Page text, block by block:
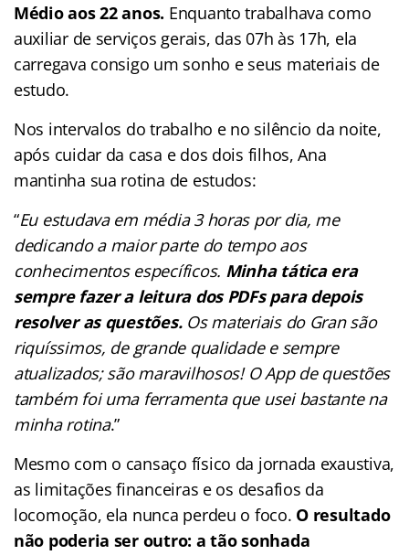
Médio aos 22 anos. Enquanto trabalhava como
auxiliar de serviços gerais, das 07h às 17h, ela
carregava consigo um sonho e seus materiais de
estudo.
Nos intervalos do trabalho e no silêncio da noite,
após cuidar da casa e dos dois filhos, Ana
mantinha sua rotina de estudos:
“Eu estudava em média 3 horas por dia, me
dedicando a maior parte do tempo aos
conhecimentos específicos. Minha tática era
sempre fazer a leitura dos PDFs para depois
resolver as questões.Os materiais do Gran são
riquíssimos, de grande qualidade e sempre
atualizados; são maravilhosos! O App de questões
também foi uma ferramenta que usei bastante na
minha rotina.”
Mesmo com o cansaço físico da jornada exaustiva,
as limitações financeiras e os desafios da
locomoção, ela nunca perdeu o foco. O resultado
não poderia ser outro: a tão sonhada